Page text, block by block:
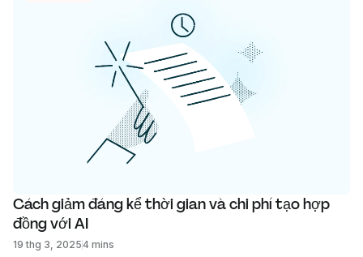
Cách giảm đáng kể thời gian và chi phí tạo hợp
đồng với AI
19 thg 3, 20254 mins